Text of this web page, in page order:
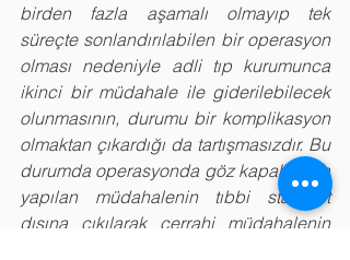
birden fazla aşamalı olmayıp tek
süreçte sonlandırılabilen bir operasyon
olması nedeniyle adli tıp kurumunca
ikinci bir müdahale ile giderilebilecek
olunmasının, durumu bir komplikasyon
olmaktan çıkardığı da tartışmasızdır. Bu
durumda operasyonda göz kapaklarına
yapılan müdahalenin tıbbi standart
dışına çıkılarak cerrahi müdahalenin